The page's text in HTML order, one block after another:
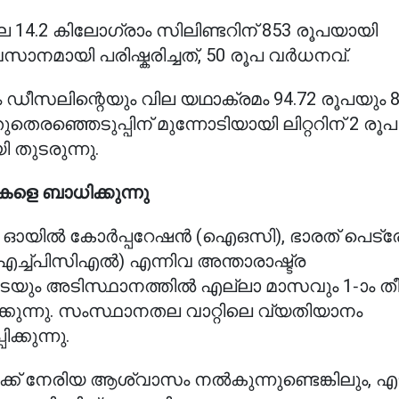
കിലോഗ്രാം സിലിണ്ടറിന് 853 രൂപയായി
പരിഷ്കരിച്ചത്, 50 രൂപ വർധനവ്.
വില യഥാക്രമം 94.72 രൂപയും
മുന്നോടിയായി ലിറ്ററിന് 2 രൂപ
തുടരുന്നു.
ബാധിക്കുന്നു
കോർപ്പറേഷൻ (ഐഒസി), ഭാരത്
എന്നിവ അന്താരാഷ്ട്ര
അടിസ്ഥാനത്തിൽ എല്ലാ മാസവും 1-ാം
സംസ്ഥാനതല വാറ്റിലെ വ്യതിയാനം
നേരിയ ആശ്വാസം നൽകുന്നുണ്ടെങ്കിലും,